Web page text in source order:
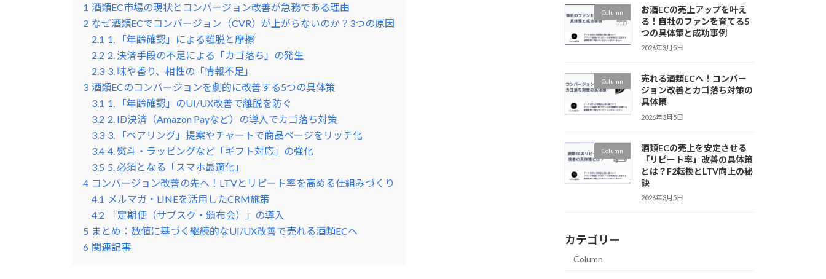
1 酒類EC市場の現状とコンバージョン改善が急務である理由
2 なぜ酒類ECでコンバージョン（CVR）が上がらないのか？3つの原因
2.1 1. 「年齢確認」による離脱と摩擦
2.2 2. 決済手段の不足による「カゴ落ち」の発生
2.3 3. 味や香り、相性の「情報不足」
3 酒類ECのコンバージョンを劇的に改善する5つの具体策
3.1 1. 「年齢確認」のUI/UX改善で離脱を防ぐ
3.2 2. ID決済（Amazon Payなど）の導入でカゴ落ち対策
3.3 3. 「ペアリング」提案やチャートで商品ページをリッチ化
3.4 4. 熨斗・ラッピングなど「ギフト対応」の強化
3.5 5. 必須となる「スマホ最適化」
4 コンバージョン改善の先へ！LTVとリピート率を高める仕組みづくり
4.1 メルマガ・LINEを活用したCRM施策
4.2
「定期便（サブスク・頒布会）」の導入
5 まとめ：数値に基づく継続的なUI/UX改善で売れる酒類ECへ
6 関連記事
Column
お酒ECの売上アップを叶え
る！自社のファンを育てる5
つの具体策と成功事例
2026年3月5日
Column
売れる酒類ECへ！コンバー
ジョン改善とカゴ落ち対策の
具体策
2026年3月5日
Column
酒類ECの売上を安定させる
「リピート率」改善の具体策
とは？F2転換とLTV向上の秘
訣
2026年3月5日
カテゴリー
Column